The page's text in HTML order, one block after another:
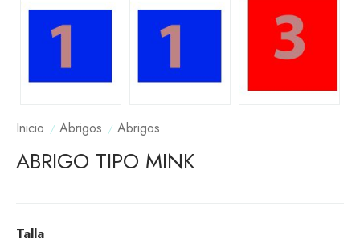
Inicio Abrigos Abrigos
ABRIGO TIPO MINK
Talla